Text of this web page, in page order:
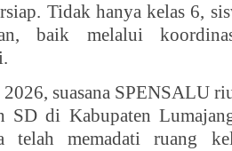
Tidak hanya kelas 6,
baik melalui
suasana SPENSALU
SD di Kabupaten
telah memadati ruang